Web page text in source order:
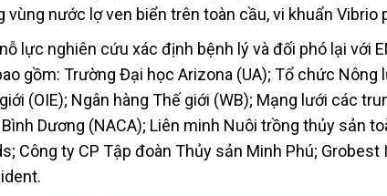
vùng nước lợ ven biển trên toàn cầu, vi khuẩn Vibrio
lực nghiên cứu xác định bệnh lý và đối phó lại với
gồm: Trường Đại học Arizona (UA); Tổ chức Nông
(OIE); Ngân hàng Thế giới (WB); Mạng lưới các
Dương (NACA); Liên minh Nuôi trồng thủy sản
Công ty CP Tập đoàn Thủy sản Minh Phú;